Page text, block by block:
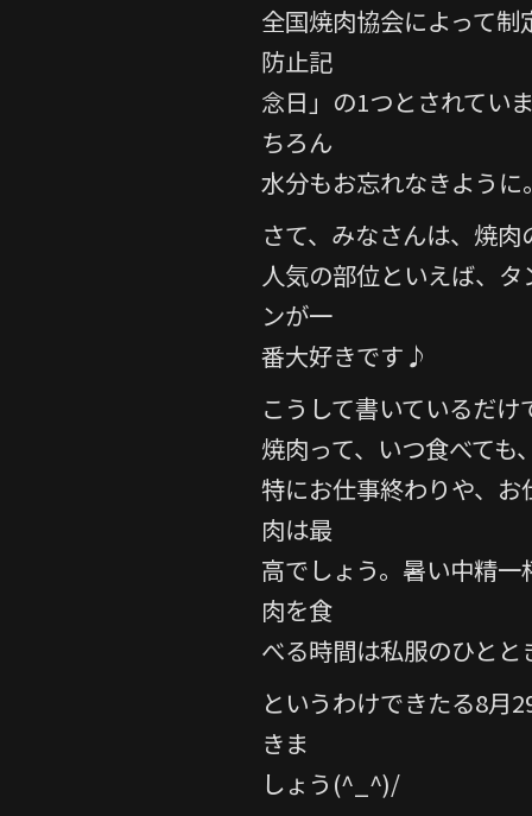
全国焼肉協会によって
防止記
念日」の1つとされてい
ちろん
水分もお忘れなきように
さて、みなさんは、焼
人気の部位といえば、
ンが一
番大好きです♪
こうして書いているだ
焼肉って、いつ食べて
特にお仕事終わりや、
肉は最
高でしょう。暑い中精
肉を食
べる時間は私服のひとと
というわけできたる8月
きま
しょう(^_^)/